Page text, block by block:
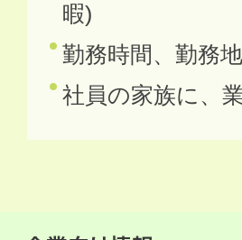
暇)
勤務時間、勤務
社員の家族に、